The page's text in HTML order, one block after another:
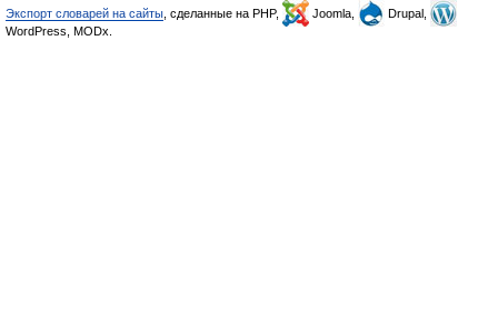
Экспорт словарей на сайты , сделанные на PHP, Joomla,
Drupal,
WordPress, MODx.